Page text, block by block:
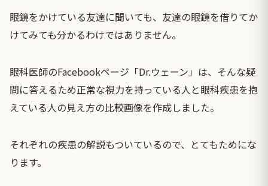
眼鏡をかけている友達に聞いても、友達の眼鏡を借りてか
けてみても分かるわけではありません。
眼科医師のFacebookページ「Dr.ウェーン」は、そんな疑
問に答えるため正常な視力を持っている人と眼科疾患を抱
えている人の見え方の比較画像を作成しました。
それぞれの疾患の解説もついているので、とてもためにな
ります。